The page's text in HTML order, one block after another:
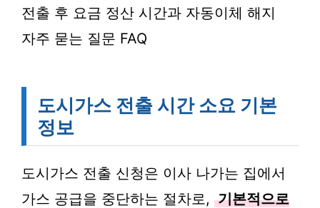
전출 후 요금 정산 시간과 자동이체 해지
자주 묻는 질문 FAQ
도시가스 전출 시간 소요 기본
정보
도시가스 전출 신청은 이사 나가는 집에서
가스 공급을 중단하는 절차로, 기본적으로